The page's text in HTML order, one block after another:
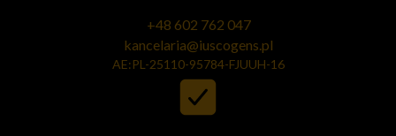
+48 602 762 047
kancelaria@iuscogens.pl
AE:PL-25110-95784-FJUUH-16